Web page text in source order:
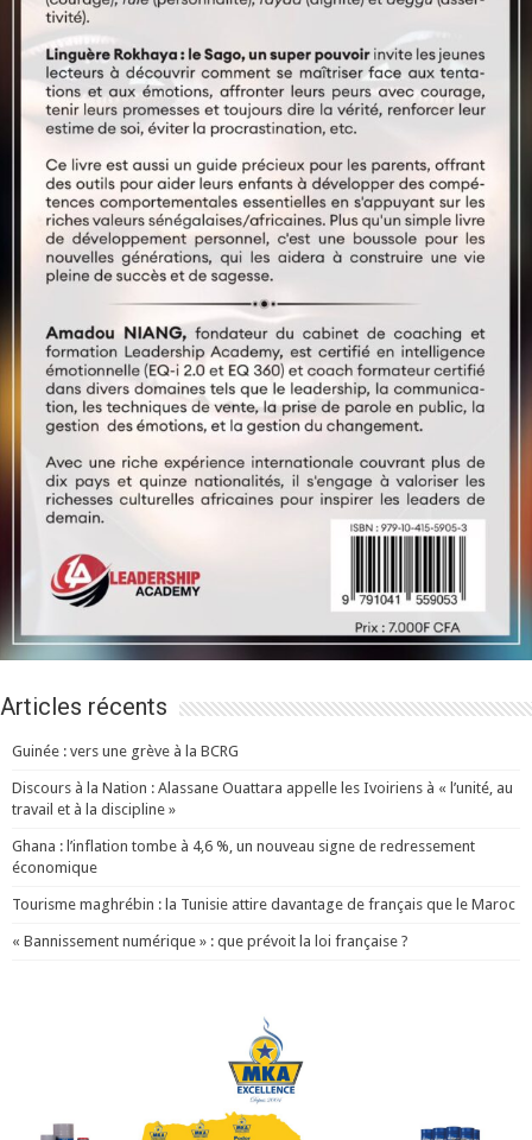
Articles récents
Guinée : vers une grève à la BCRG
Discours à la Nation : Alassane Ouattara appelle les Ivoiriens à « l’unité, au
travail et à la discipline »
Ghana : l’inflation tombe à 4,6 %, un nouveau signe de redressement
économique
Tourisme maghrébin : la Tunisie attire davantage de français que le Maroc
« Bannissement numérique » : que prévoit la loi française ?